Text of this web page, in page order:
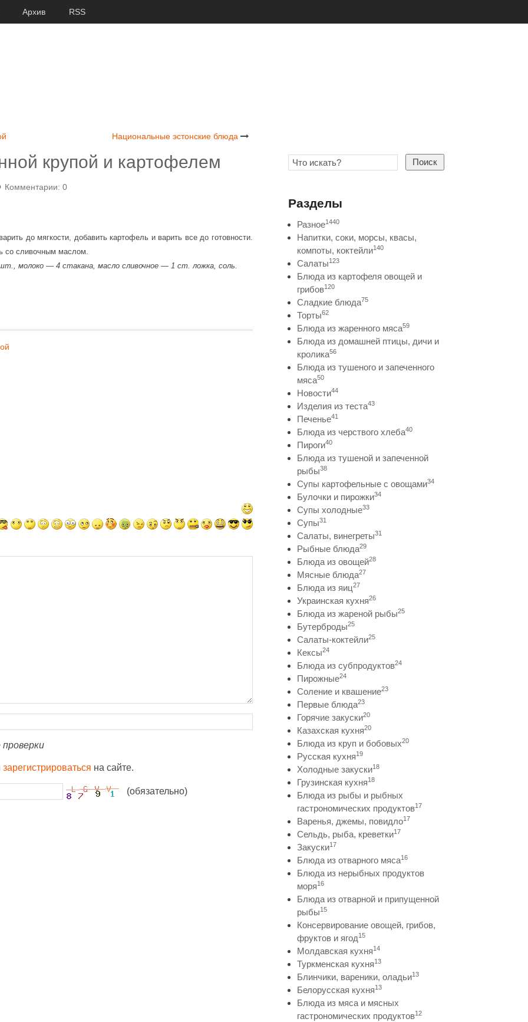
Архив RSS
Национальные эстонские блюда
крупой и картофелем
Комментарии: 0
до мягкости, добавить картофель и варить все до готовности.
со сливочным маслом.
молоко — 4 стакана, масло сливочное — 1 ст. ложка, соль.
зарегистрироваться на сайте.
(обязательно)
Поиск
Разделы
Разное1440
Напитки, соки, морсы, квасы,
компоты, коктейли140
Салаты123
Блюда из картофеля овощей и
грибов120
Сладкие блюда75
Торты62
Блюда из жаренного мяса59
Блюда из домашней птицы, дичи и
кролика56
Блюда из тушеного и запеченного
мяса50
Новости44
Изделия из теста43
Печенье41
Блюда из черствого хлеба40
Пироги40
Блюда из тушеной и запеченной
рыбы38
Супы картофельные с овощами34
Булочки и пирожки34
Супы холодные33
Супы31
Салаты, винегреты31
Рыбные блюда29
Блюда из овощей28
Мясные блюда27
Блюда из яиц27
Украинская кухня26
Блюда из жареной рыбы25
Бутерброды25
Салаты-коктейли25
Кексы24
Блюда из субпродуктов24
Пирожные24
Соление и квашение23
Первые блюда23
Горячие закуски20
Казахская кухня20
Блюда из круп и бобовых20
Русская кухня19
Холодные закуски18
Грузинская кухня18
Блюда из рыбы и рыбных
гастрономических продуктов17
Варенья, джемы, повидло17
Сельдь, рыба, креветки17
Закуски17
Блюда из отварного мяса16
Блюда из нерыбных продуктов
моря16
Блюда из отварной и припущенной
рыбы15
Консервирование овощей, грибов,
фруктов и ягод15
Молдавская кухня14
Туркменская кухня13
Блинчики, вареники, оладьи13
Белорусская кухня13
Блюда из мяса и мясных
гастрономических продуктов12